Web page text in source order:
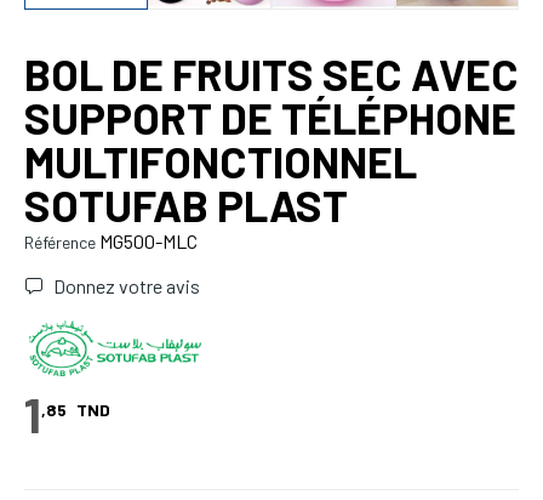
BOL DE FRUITS SEC AVEC
SUPPORT DE TÉLÉPHONE
MULTIFONCTIONNEL
SOTUFAB PLAST
Référence MG500-MLC
Donnez votre avis
1,85 TND